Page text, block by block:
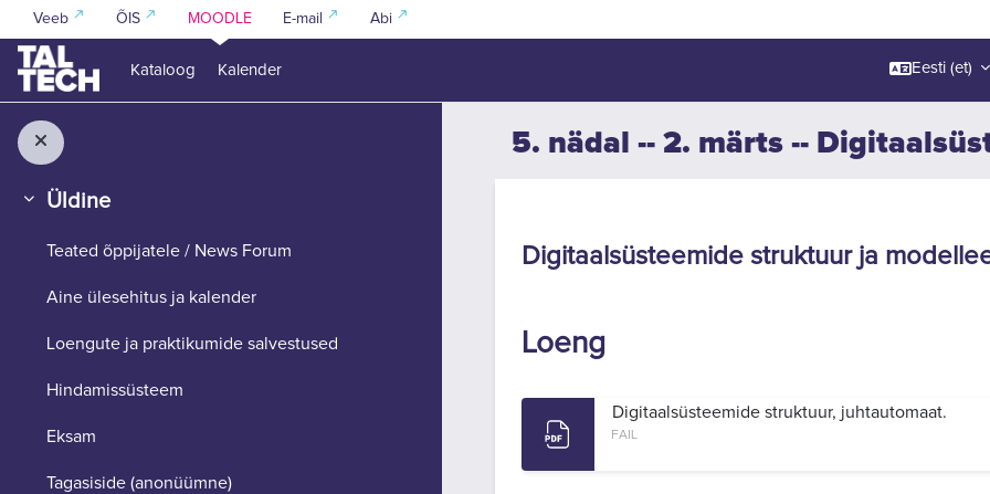
Jäta vahele peasisuni
Veeb ÕIS MOODLE E-mail Abi
Kataloog Kalender Eesti ‎(et)‎
Üldine
Teated õppijatele / News Forum
Aine ülesehitus ja kalender
Loengute ja praktikumide salvestused
Hindamissüsteem
Eksam
Tagasiside (anonüümne)
5. nädal -- 2. märts --
Section outline
Digitaalsüsteemide struktuur ja
Loeng
Digitaalsüsteemide struktuur, juhtautomaat.
FAIL